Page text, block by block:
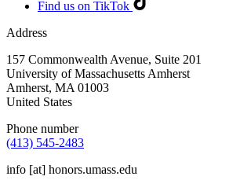
Find us on TikTok
Address
157 Commonwealth Avenue, Suite 201
University of Massachusetts Amherst
Amherst, MA 01003
United States
Phone number
(413) 545-2483
info [at] honors.umass.edu